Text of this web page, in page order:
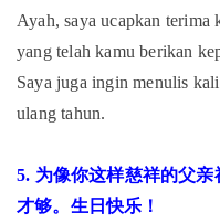
Ayah, saya ucapkan terima
yang telah kamu berikan
Saya juga ingin menulis
ulang tahun.
5. 为像你这样慈祥的父
才够。生日快乐！